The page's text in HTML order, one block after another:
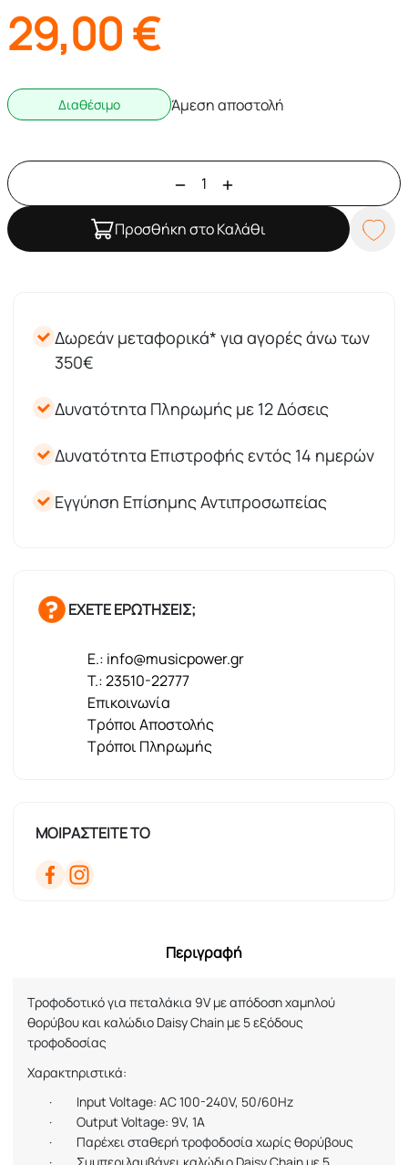
29,00€
Διαθέσιμο Άμεση αποστολή
Προσθήκη στο Καλάθι
Δωρεάν μεταφορικά* για αγορές άνω των
350€
Δυνατότητα Πληρωμής με 12 Δόσεις
Δυνατότητα Επιστροφής εντός 14 ημερών
Εγγύηση Επίσημης Αντιπροσωπείας
ΕΧΕΤΕ ΕΡΩΤΗΣΕΙΣ;
E.: info@musicpower.gr
T.: 23510-22777
Επικοινωνία
Τρόποι Αποστολής
Τρόποι Πληρωμής
ΜΟΙΡΑΣΤΕΙΤΕ ΤΟ
Περιγραφή
Τροφοδοτικό για πεταλάκια 9V με απόδοση χαμηλού
θορύβου και καλώδιο Daisy Chain με 5 εξόδους
τροφοδοσίας
Χαρακτηριστικά:
·
Input Voltage: AC 100-240V, 50/60Hz
·
Output Voltage: 9V, 1A
·
Παρέχει σταθερή τροφοδοσία χωρίς θορύβους